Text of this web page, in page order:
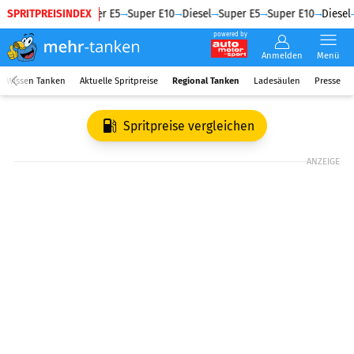
SPRITPREISINDEX
Diesel Super E5 Super E10 Diesel Super E5 Super E10 Diesel
powered by
Anmelden Menü
Wissen Tanken Aktuelle Spritpreise Regional Tanken Ladesäulen Presse
Spritpreise vergleichen
ANZEIGE